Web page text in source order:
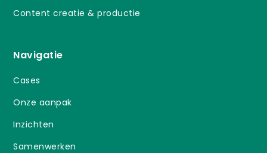
Content creatie & productie
Navigatie
Cases
Onze aanpak
Inzichten
Samenwerken